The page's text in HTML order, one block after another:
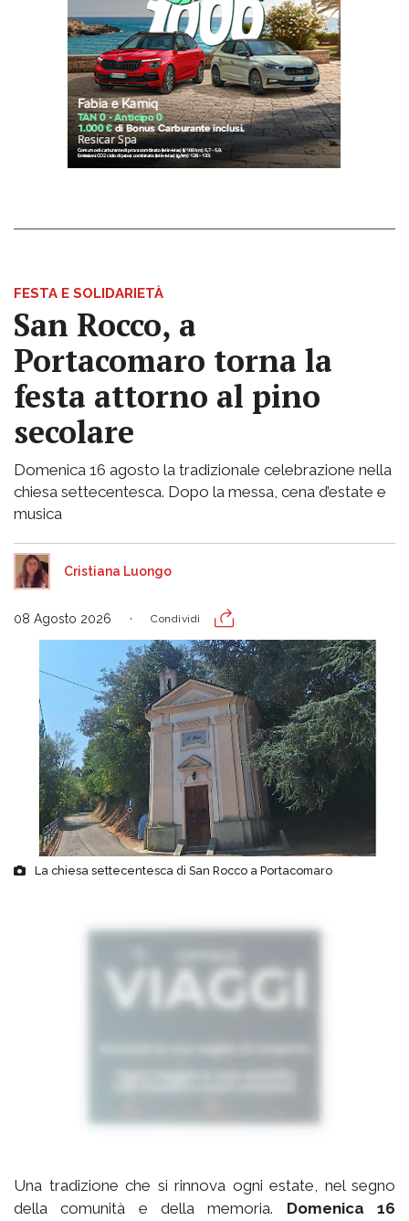
FESTA E SOLIDARIETÀ
San Rocco, a
Portacomaro torna la
festa attorno al pino
secolare
Domenica 16 agosto la tradizionale celebrazione nella
chiesa settecentesca. Dopo la messa, cena d’estate e
musica
Cristiana Luongo
08 Agosto 2026 Condividi
La chiesa settecentesca di San Rocco a Portacomaro
Una tradizione che si rinnova ogni estate, nel segno
della comunità e della memoria. Domenica 16